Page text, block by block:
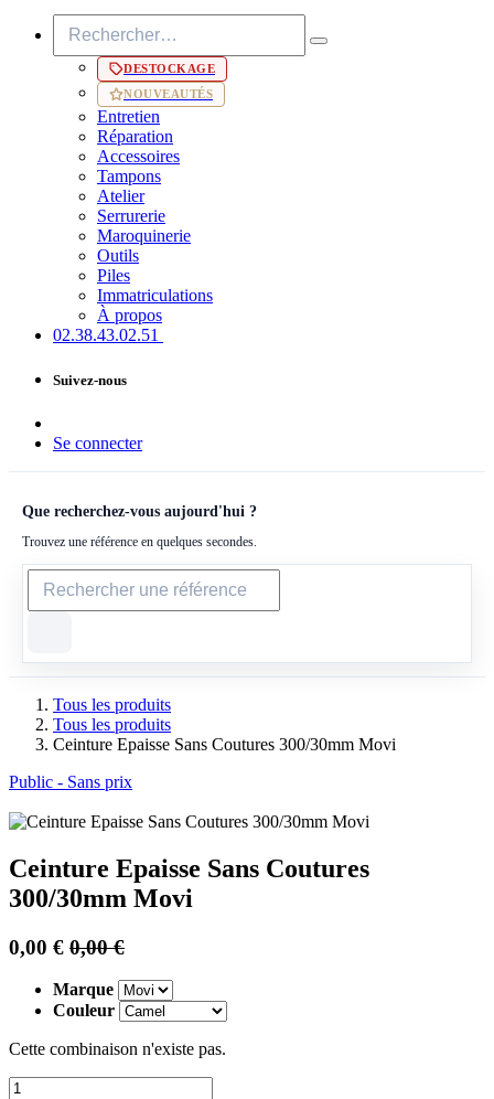
DESTOCKAGE
NOUVEAUTÉS
Entretien
Réparation
Accessoires
Tampons
Atelier
Serrurerie
Maroquinerie
Outils
Piles
Immatriculations
À propos
02.38.43​.02.51
Suivez-nous
Se connecter
Que recherchez-vous aujourd'hui ?
Trouvez une référence en quelques secondes.
Tous les produits
Tous les produits
Ceinture Epaisse Sans Coutures 300/30mm Movi
Public - Sans prix
Ceinture Epaisse Sans Coutures
300/30mm Movi
0,00 € 0,00€
Marque
Couleur
Cette combinaison n'existe pas.